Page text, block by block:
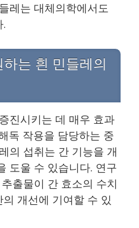
레는 대체의학에서도
.
는 흰 민들레의
진시키는 데 매우 효과
독 작용을 담당하는 중
의 섭취는 간 기능을 개
도울 수 있습니다. 연구
출물이 간 효소의 수치
개선에 기여할 수 있